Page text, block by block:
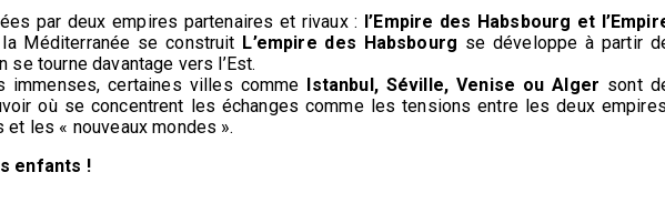
par deux empires partenaires et rivaux : l’Empire des Habsbourg et
Méditerranée se construit L’empire des Habsbourg se développe à partir
se tourne davantage vers l’Est.
immenses, certaines villes comme Istanbul, Séville, Venise ou Alger sont
où se concentrent les échanges comme les tensions entre les deux
les « nouveaux mondes ».
enfants !